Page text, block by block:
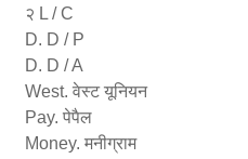
२ L / C
D. D / P
D. D / A
West. वेस्ट यूनियन
Pay. पेपैल
Money. मनीग्राम